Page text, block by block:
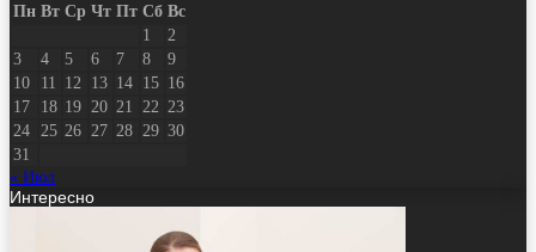
Пн Вт Ср Чт Пт Сб Вс
1
2
3
4 5 6 7 8
9
10
11 12 13 14 15 16
17
18 19 20 21 22 23
24
25 26 27 28 29 30
31
« Июл
Интересно